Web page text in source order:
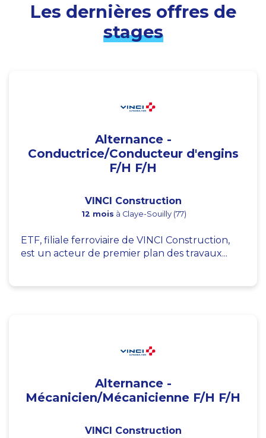
Les dernières offres de
stages
Alternance -
Conductrice/Conducteur d'engins
F/H F/H
VINCI Construction
12 mois à Claye-Souilly (77)
ETF, filiale ferroviaire de VINCI Construction,
est un acteur de premier plan des travaux...
Alternance -
Mécanicien/Mécanicienne F/H F/H
VINCI Construction